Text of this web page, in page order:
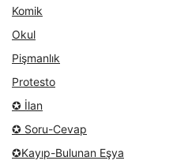
Komik
Okul
Pişmanlık
Protesto
✪ İlan
✪ Soru-Cevap
✪Kayıp-Bulunan Eşya